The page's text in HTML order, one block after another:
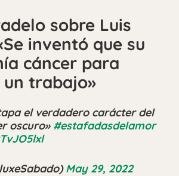
sobre Luis
inventó que su
cáncer para
trabajo»
el verdadero carácter del
oscuro» #estafadasdelamor
May 29, 2022